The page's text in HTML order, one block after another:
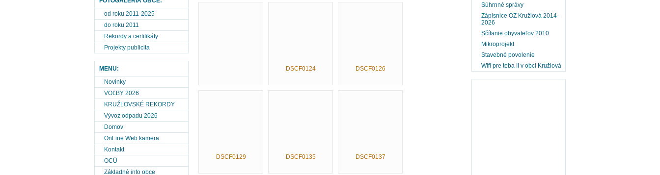
od roku 2011-2025
do roku 2011
Rekordy a certifikáty
Projekty publicita
MENU:
Novinky
VOĽBY 2026
KRUŽLOVSKÉ REKORDY
Vývoz odpadu 2026
Domov
OnLine Web kamera
Kontakt
OCÚ
Základné info obce
DSCF0124 DSCF0126
DSCF0129 DSCF0135 DSCF0137
Súhrnné správy
Zápisnice OZ Kružlová 2014-
2026
Sčítanie obyvateľov 2010
Mikroprojekt
Stavebné povolenie
Wifi pre teba II v obci Kružlová